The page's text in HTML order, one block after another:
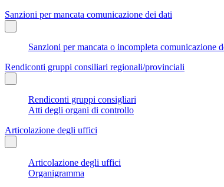
Sanzioni per mancata comunicazione dei dati
Sanzioni per mancata o incompleta
Rendiconti gruppi consiliari regionali/provinciali
Rendiconti gruppi consigliari
Atti degli organi di controllo
Articolazione degli uffici
Articolazione degli uffici
Organigramma